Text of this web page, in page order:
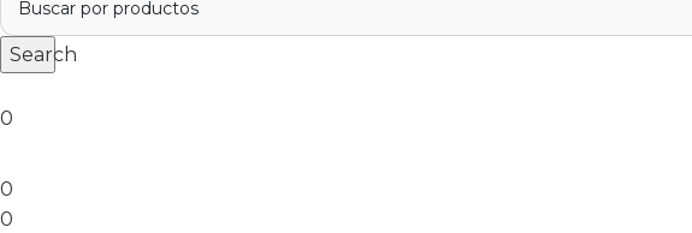
Search
0
0
0